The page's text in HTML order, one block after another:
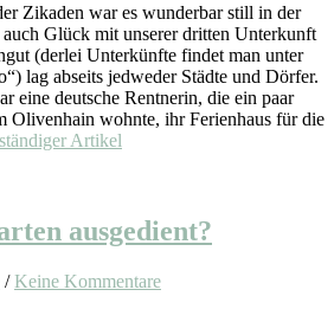
Zikaden war es wunderbar still in der
Glück mit unserer dritten Unterkunft
(derlei Unterkünfte findet man unter
lag abseits jedweder Städte und Dörfer.
eine deutsche Rentnerin, die ein paar
Olivenhain wohnte, ihr Ferienhaus für die
Artikel
ausgedient?
/Keine Kommentare